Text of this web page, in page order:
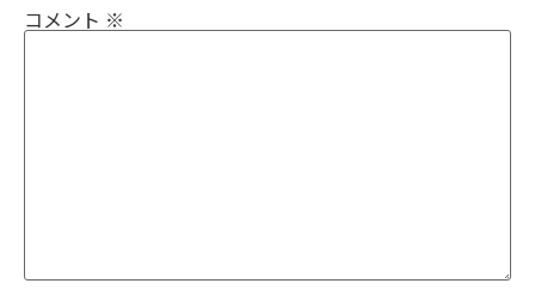
コメント ※